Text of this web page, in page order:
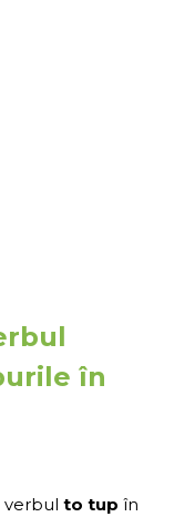
în
verbul to tup în